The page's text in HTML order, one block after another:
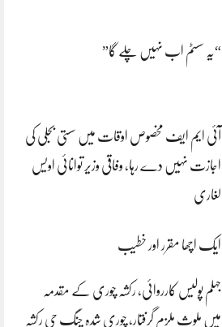
“یہ سسٹم اب نہیں چلے گا”
آئی ایم ایف مخصوص اوقات میں سستی بجلی کی
اجازت نہیں دے رہا، وفاقی وزیر توانائی اویس
لغاری
ایک اچھا مقرر اور خطیب
جہلم پولیس کارروائی، رکشہ چوری کے مقدمہ
میں ملوث ملزم گرفتار، چوری شدہ چنگ چی رکشہ